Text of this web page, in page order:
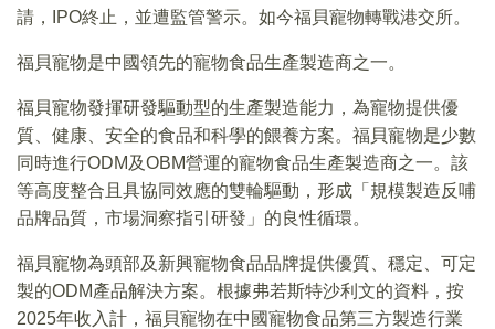
請，IPO終止，並遭監管警示。如今福貝寵物轉戰港交所。
福貝寵物是中國領先的寵物食品生產製造商之一。
福貝寵物發揮研發驅動型的生產製造能力，為寵物提供優
質、健康、安全的食品和科學的餵養方案。福貝寵物是少數
同時進行ODM及OBM營運的寵物食品生產製造商之一。該
等高度整合且具協同效應的雙輪驅動，形成「規模製造反哺
品牌品質，市場洞察指引研發」的良性循環。
福貝寵物為頭部及新興寵物食品品牌提供優質、穩定、可定
製的ODM產品解決方案。根據弗若斯特沙利文的資料，按
2025年收入計，福貝寵物在中國寵物食品第三方製造行業